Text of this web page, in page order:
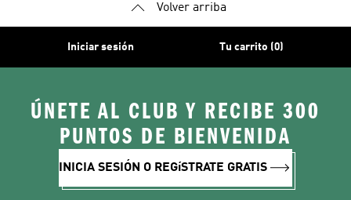
Volver arriba
Iniciar sesión Tu carrito (0)
ÚNETE AL CLUB Y RECIBE 300
PUNTOS DE BIENVENIDA
INICIA SESIÓN O REGíSTRATE GRATIS